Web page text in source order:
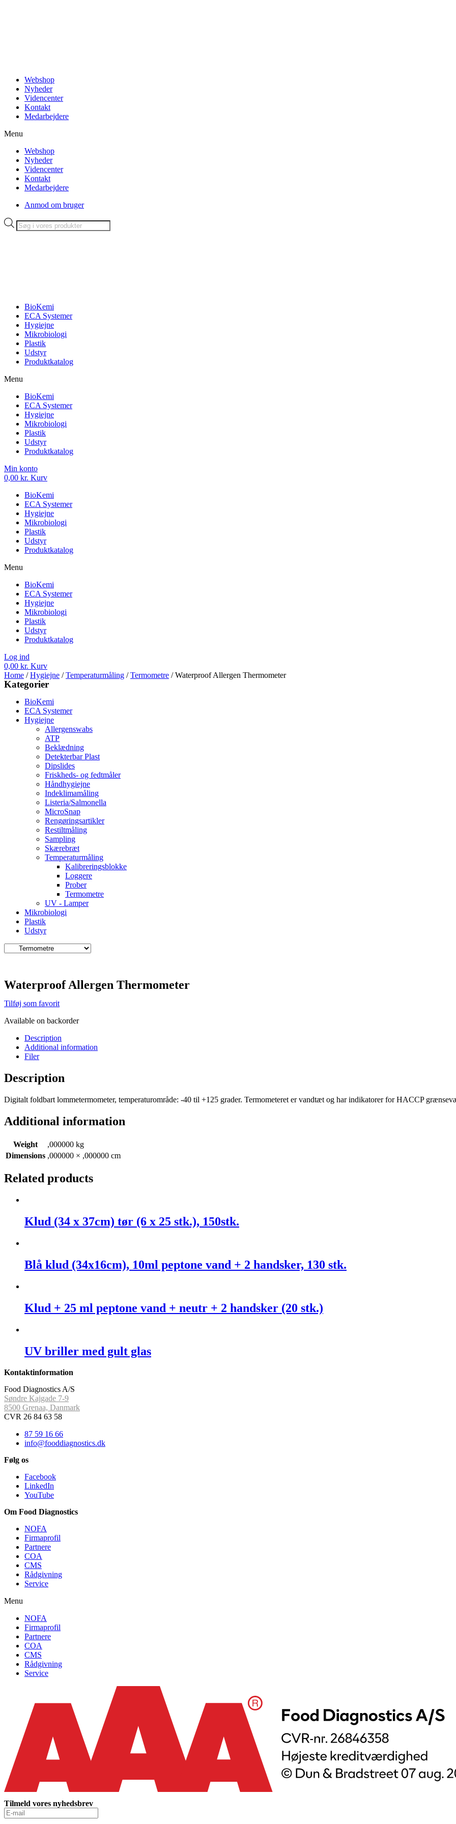
Webshop
Nyheder
Videncenter
Kontakt
Medarbejdere
Menu
Webshop
Nyheder
Videncenter
Kontakt
Medarbejdere
Anmod om bruger
Products
search
BioKemi
ECA Systemer
Hygiejne
Mikrobiologi
Plastik
Udstyr
Produktkatalog
Menu
BioKemi
ECA Systemer
Hygiejne
Mikrobiologi
Plastik
Udstyr
Produktkatalog
Min konto
0,00 kr. Kurv
BioKemi
ECA Systemer
Hygiejne
Mikrobiologi
Plastik
Udstyr
Produktkatalog
Menu
BioKemi
ECA Systemer
Hygiejne
Mikrobiologi
Plastik
Udstyr
Produktkatalog
Log ind
0,00 kr. Kurv
Home /Hygiejne /Temperaturmåling /Termometre / Waterproof Allergen Thermometer
Kategorier
BioKemi
ECA Systemer
Hygiejne
Allergenswabs
ATP
Beklædning
Detekterbar Plast
Dipslides
Friskheds- og fedtmåler
Håndhygiejne
Indeklimamåling
Listeria/Salmonella
MicroSnap
Rengøringsartikler
Restiltmåling
Sampling
Skærebræt
Temperaturmåling
Kalibreringsblokke
Loggere
Prober
Termometre
UV - Lamper
Mikrobiologi
Plastik
Udstyr
Waterproof Allergen Thermometer
Tilføj som favorit
Available on backorder
Description
Additional information
Filer
Description
Digitalt foldbart lommetermometer, temperaturområde: -40 til +125 grader. Termometeret er vandtæt og har indikatorer for HACCP
Additional information
Weight
,000000 kg
Dimensions ,000000 × ,000000 cm
Related products
Klud (34 x 37cm) tør (6 x 25 stk.), 150stk.
Blå klud (34x16cm), 10ml peptone vand + 2 handsker, 130 stk.
Klud + 25 ml peptone vand + neutr + 2 handsker (20 stk.)
UV briller med gult glas
Kontaktinformation
Food Diagnostics A/S
Søndre Kajgade 7-9
8500 Grenaa, Danmark
CVR 26 84 63 58
87 59 16 66
info@fooddiagnostics.dk
Følg os
Facebook
LinkedIn
YouTube
Om Food Diagnostics
NOFA
Firmaprofil
Partnere
COA
CMS
Rådgivning
Service
Menu
NOFA
Firmaprofil
Partnere
COA
CMS
Rådgivning
Service
Tilmeld vores nyhedsbrev